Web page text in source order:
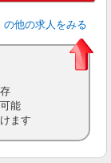
の他の求人をみる
能
ます